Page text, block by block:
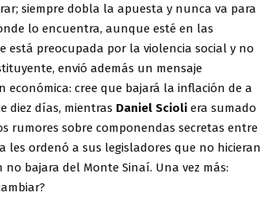
siempre dobla la apuesta y nunca va para
lo encuentra, aunque esté en las
está preocupada por la violencia social y no
envió además un mensaje
cree que bajará la inflación de a
diez días, mientras Daniel Scioli era sumado
rumores sobre componendas secretas entre
les ordenó a sus legisladores que no hicieran
bajara del Monte Sinaí. Una vez más: